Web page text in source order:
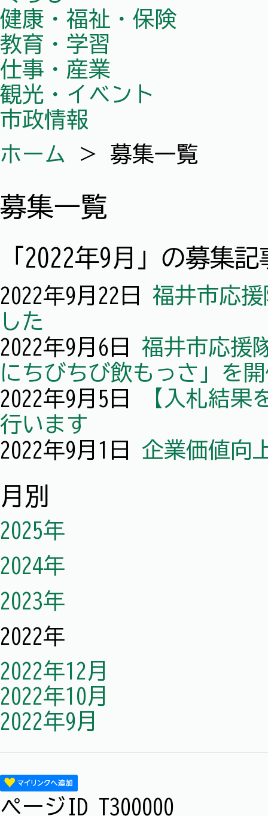
健康・福祉・保険
教育・学習
仕事・産業
観光・イベント
市政情報
ホーム
＞ 募集一覧
募集一覧
「2022年9月」の募集
2022年9月22日
福井市応
した
2022年9月6日
福井市応援
にちびちび飲もっさ」を
2022年9月5日
【入札結果
行います
2022年9月1日
企業価値向
月別
2025年
2024年
2023年
2022年
2022年12月
2022年10月
2022年9月
ページID T300000